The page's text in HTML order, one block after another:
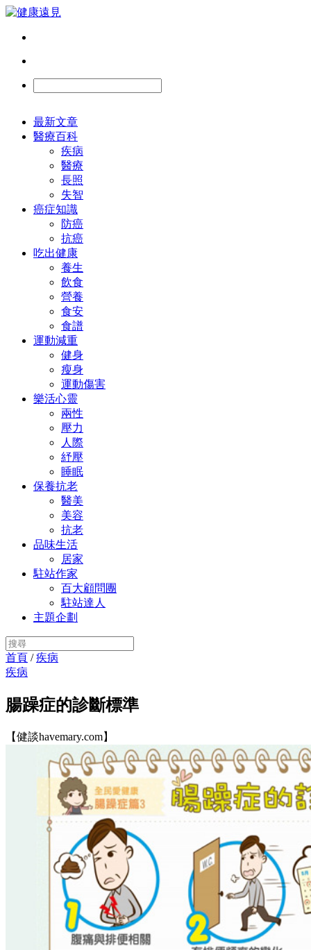
最新文章
醫療百科
疾病
醫療
長照
失智
癌症知識
防癌
抗癌
吃出健康
養生
飲食
營養
食安
食譜
運動減重
健身
瘦身
運動傷害
樂活心靈
兩性
壓力
人際
紓壓
睡眠
保養抗老
醫美
美容
抗老
品味生活
居家
駐站作家
百大顧問團
駐站達人
主題企劃
首頁 /疾病
疾病
腸躁症的診斷標準
【健談havemary.com】